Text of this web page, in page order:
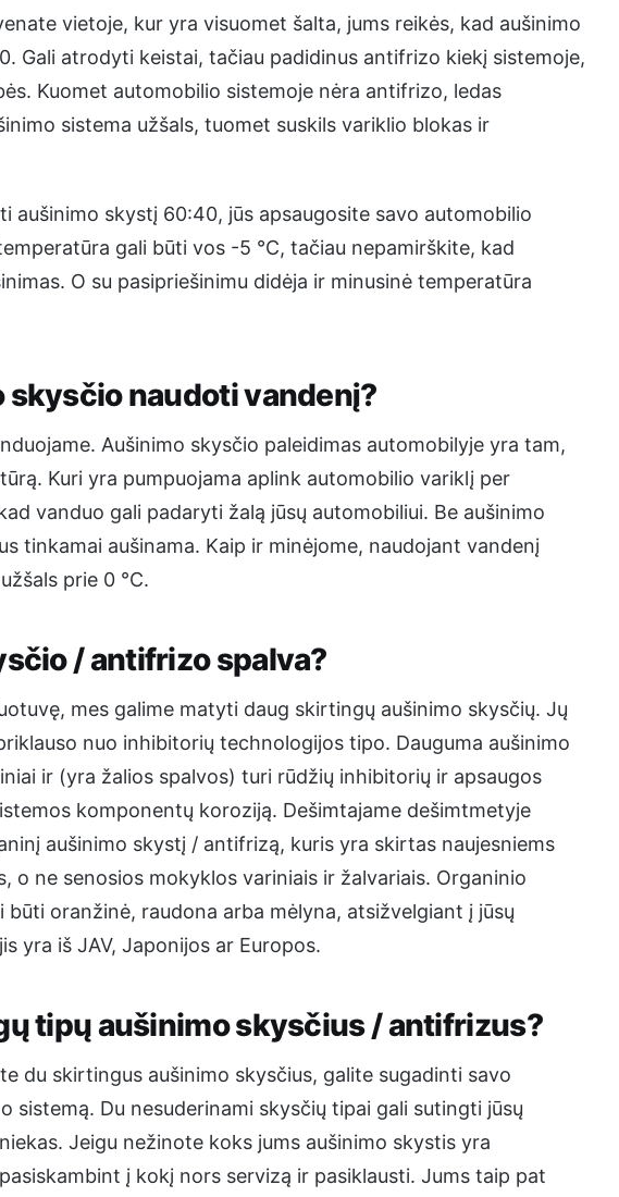
vietoje, kur yra visuomet šalta, jums reikės, kad aušinimo
Gali atrodyti keistai, tačiau padidinus antifrizo kiekį sistemoje,
Kuomet automobilio sistemoje nėra antifrizo, ledas
sistema užšals, tuomet suskils variklio blokas ir
aušinimo skystį 60:40, jūs apsaugosite savo automobilio
gali būti vos -5 °C, tačiau nepamirškite, kad
O su pasipriešinimu didėja ir minusinė temperatūra
naudoti vandenį?
Aušinimo skysčio paleidimas automobilyje yra tam,
Kuri yra pumpuojama aplink automobilio variklį per
vanduo gali padaryti žalą jūsų automobiliui. Be aušinimo
tinkamai aušinama. Kaip ir minėjome, naudojant vandenį
prie 0 °C.
/ antifrizo spalva?
mes galime matyti daug skirtingų aušinimo skysčių. Jų
nuo inhibitorių technologijos tipo. Dauguma aušinimo
ir (yra žalios spalvos) turi rūdžių inhibitorių ir apsaugos
komponentų koroziją. Dešimtajame dešimtmetyje
aušinimo skystį / antifrizą, kuris yra skirtas naujesniems
o ne senosios mokyklos variniais ir žalvariais. Organinio
oranžinė, raudona arba mėlyna, atsižvelgiant į jūsų
yra iš JAV, Japonijos ar Europos.
tipų aušinimo skysčius / antifrizus?
du skirtingus aušinimo skysčius, galite sugadinti savo
sistemą. Du nesuderinami skysčių tipai gali sutingti jūsų
Jeigu nežinote koks jums aušinimo skystis yra
į kokį nors servizą ir pasiklausti. Jums taip pat